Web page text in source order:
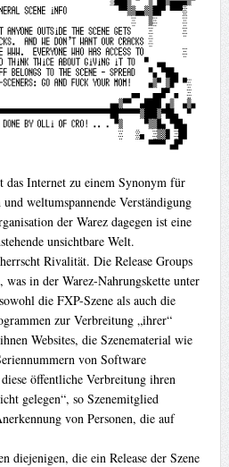
das Internet zu einem Synonym für
weltumspannende Verständigung
der Warez dagegen ist eine
unsichtbare Welt.
Rivalität. Die Release Groups
was in der Warez-Nahrungskette unter
die FXP-Szene als auch die
zur Verbreitung „ihrer“
Websites, die Szenematerial wie
von Software
öffentliche Verbreitung ihren
gelegen“, so Szenemitglied
von Personen, die auf
diejenigen, die ein Release der Szene